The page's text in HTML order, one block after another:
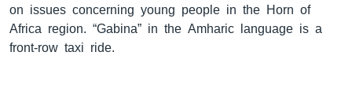
on issues concerning young people in the Horn of
Africa region. “Gabina” in the Amharic language is a
front-row taxi ride.